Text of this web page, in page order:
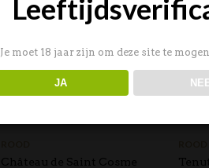
Château de Saint Cosme
Je moet 18 jaar zijn om deze site te
JA